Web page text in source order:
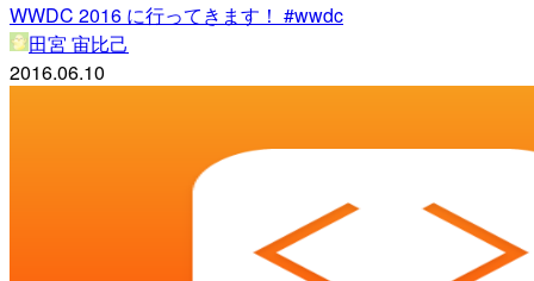
WWDC 2016 に行ってきます！ #wwdc
田宮 宙比己
2016.06.10